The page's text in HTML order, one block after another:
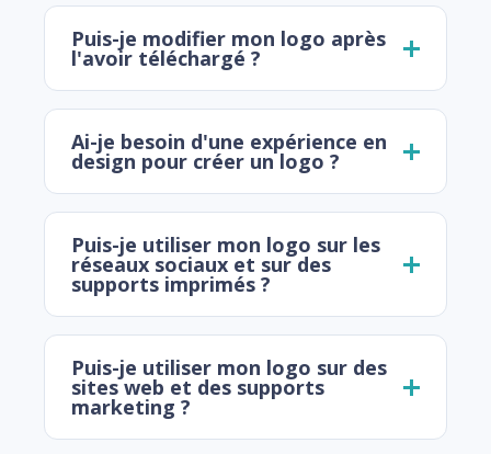
Puis-je modifier mon logo après
l'avoir téléchargé ?
Ai-je besoin d'une expérience en
design pour créer un logo ?
Puis-je utiliser mon logo sur les
réseaux sociaux et sur des
supports imprimés ?
Puis-je utiliser mon logo sur des
sites web et des supports
marketing ?